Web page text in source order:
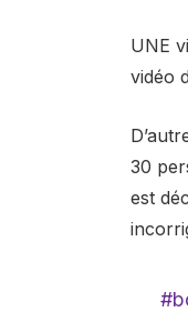
UNE
vidéo
30
est